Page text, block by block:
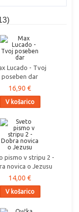
Lucado - Tvoj
poseben dar
16,90 €
V košarico
pismo v stripu 2 -
novica o Jezusu
14,00 €
V košarico